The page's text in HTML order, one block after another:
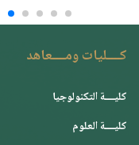
كــــليات ومــــعاهد
كليــــة التكنولوجيا
كليــــة العلوم